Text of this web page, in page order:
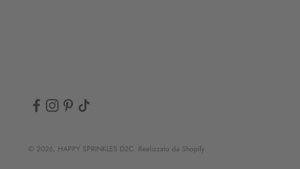
© 2026, HAPPY SPRINKLES D2C. Realizzato da Shopify